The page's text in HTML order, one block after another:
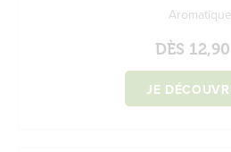
Aromatique
DÈS
JE